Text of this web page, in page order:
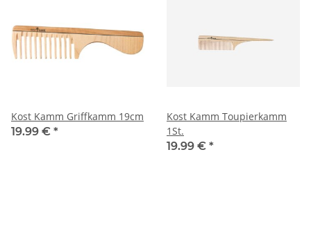
Kost Kamm Griffkamm 19cm
19.99 € *
Kost Kamm Toupierkamm
1St.
19.99 € *